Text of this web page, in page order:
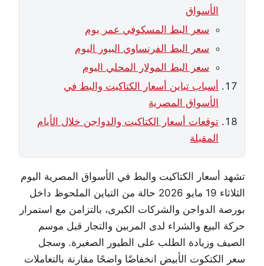
الأسواق
سعر البط المسكوفي عمر يوم
سعر البط الفرنساوي البيور اليوم
سعر البط المولار المحلي اليوم
أسباب تباين أسعار الكتاكيت والبط في
الأسواق المصرية
توقعات أسعار الكتاكيت والدواجن خلال الأيام
المقبلة
تشهد أسعار الكتاكيت والبط في الأسواق المصرية اليوم
الثلاثاء 19 مايو 2026 حالة من التباين الملحوظ داخل
بورصة الدواجن والشركات الكبرى، بالتزامن مع استمرار
حركة البيع والشراء لدى المربين والتجار قبل موسم
الصيف وزيادة الطلب على الطيور الصغيرة. وسجل
سعر الكتكوت الأبيض انخفاضًا واضحًا مقارنة بالتعاملات